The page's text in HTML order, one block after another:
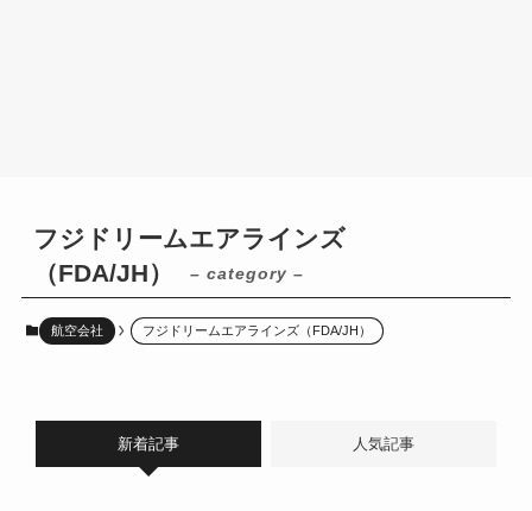
フジドリームエアラインズ
（FDA/JH）
– category –
航空会社 フジドリームエアラインズ（FDA/JH）
新着記事 人気記事